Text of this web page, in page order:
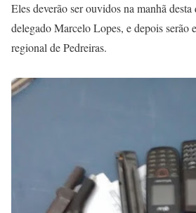
Eles deverão ser ouvidos na manhã
delegado Marcelo Lopes, e depois serão
regional de Pedreiras.